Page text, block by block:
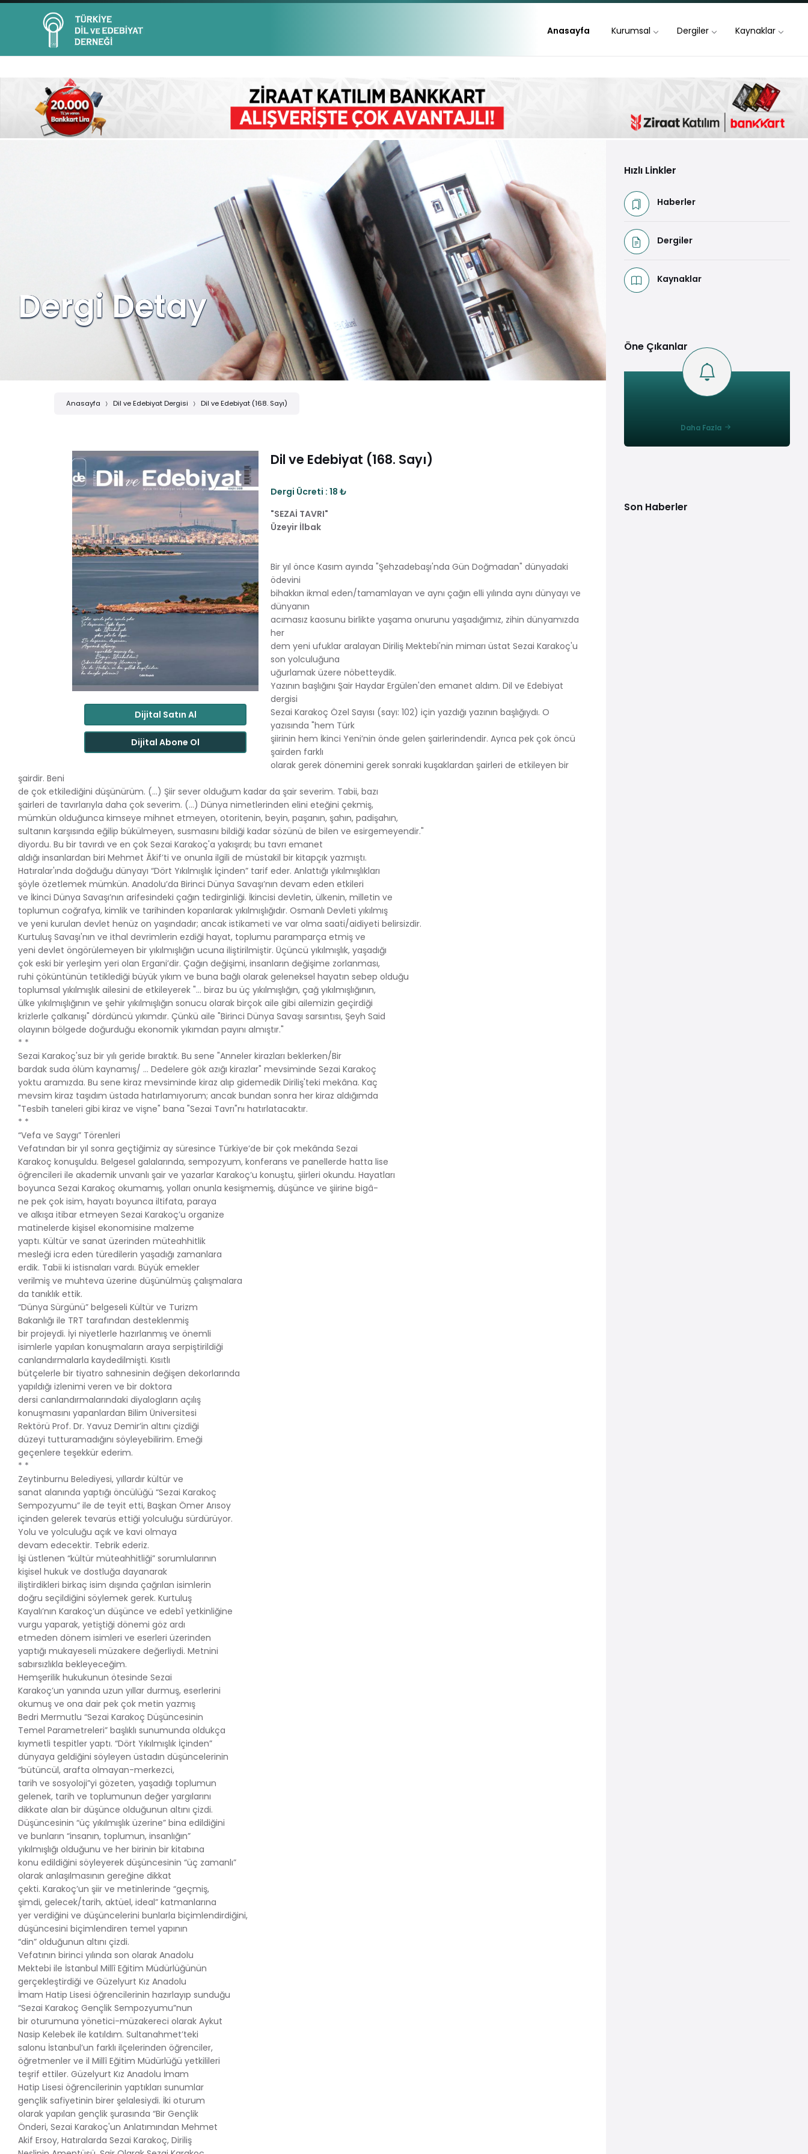
Anasayfa Kurumsal Dergiler Kaynaklar
Dergi Detay
Anasayfa Dil ve Edebiyat Dergisi Dil ve Edebiyat (168. Sayı)
Dijital Satın Al
Dijital Abone Ol
Dil ve Edebiyat (168. Sayı)
Dergi Ücreti : 18 ₺
"SEZAİ TAVRI"
Üzeyir İlbak
Bir yıl önce Kasım ayında "Şehzadebaşı'nda Gün Doğmadan" dünyadaki
ödevini
bihakkın ikmal eden/tamamlayan ve aynı çağın elli yılında aynı dünyayı ve
dünyanın
acımasız kaosunu birlikte yaşama onurunu yaşadığımız, zihin dünyamızda
her
dem yeni ufuklar aralayan Diriliş Mektebi'nin mimarı üstat Sezai Karakoç'u
son yolculuğuna
uğurlamak üzere nöbetteydik.
Yazının başlığını Şair Haydar Ergülen'den emanet aldım. Dil ve Edebiyat
dergisi
Sezai Karakoç Özel Sayısı (sayı: 102) için yazdığı yazının başlığıydı. O
yazısında "hem Türk
şiirinin hem İkinci Yeni’nin önde gelen şairlerindendir. Ayrıca pek çok öncü
şairden farklı
olarak gerek dönemini gerek sonraki kuşaklardan şairleri de etkileyen bir
şairdir. Beni
de çok etkilediğini düşünürüm. (…) Şiir sever olduğum kadar da şair severim. Tabii, bazı
şairleri de tavırlarıyla daha çok severim. (…) Dünya nimetlerinden elini eteğini çekmiş,
mümkün olduğunca kimseye mihnet etmeyen, otoritenin, beyin, paşanın, şahın, padişahın,
sultanın karşısında eğilip bükülmeyen, susmasını bildiği kadar sözünü de bilen ve esirgemeyendir."
diyordu. Bu bir tavırdı ve en çok Sezai Karakoç'a yakışırdı; bu tavrı emanet
aldığı insanlardan biri Mehmet Âkif’ti ve onunla ilgili de müstakil bir kitapçık yazmıştı.
Hatıralar'ında doğduğu dünyayı “Dört Yıkılmışlık İçinden” tarif eder. Anlattığı yıkılmışlıkları
şöyle özetlemek mümkün. Anadolu’da Birinci Dünya Savaşı’nın devam eden etkileri
ve İkinci Dünya Savaşı’nın arifesindeki çağın tedirginliği. İkincisi devletin, ülkenin, milletin ve
toplumun coğrafya, kimlik ve tarihinden koparılarak yıkılmışlığıdır. Osmanlı Devleti yıkılmış
ve yeni kurulan devlet henüz on yaşındadır; ancak istikameti ve var olma saati/aidiyeti belirsizdir.
Kurtuluş Savaşı'nın ve ithal devrimlerin ezdiği hayat, toplumu paramparça etmiş ve
yeni devlet öngörülemeyen bir yıkılmışlığın ucuna iliştirilmiştir. Üçüncü yıkılmışlık, yaşadığı
çok eski bir yerleşim yeri olan Ergani’dir. Çağın değişimi, insanların değişime zorlanması,
ruhi çöküntünün tetiklediği büyük yıkım ve buna bağlı olarak geleneksel hayatın sebep olduğu
toplumsal yıkılmışlık ailesini de etkileyerek "… biraz bu üç yıkılmışlığın, çağ yıkılmışlığının,
ülke yıkılmışlığının ve şehir yıkılmışlığın sonucu olarak birçok aile gibi ailemizin geçirdiği
krizlerle çalkanışı" dördüncü yıkımdır. Çünkü aile "Birinci Dünya Savaşı sarsıntısı, Şeyh Said
olayının bölgede doğurduğu ekonomik yıkımdan payını almıştır."
* *
Sezai Karakoç'suz bir yılı geride bıraktık. Bu sene "Anneler kirazları beklerken/Bir
bardak suda ölüm kaynamış/ … Dedelere gök azığı kirazlar" mevsiminde Sezai Karakoç
yoktu aramızda. Bu sene kiraz mevsiminde kiraz alıp gidemedik Diriliş'teki mekâna. Kaç
mevsim kiraz taşıdım üstada hatırlamıyorum; ancak bundan sonra her kiraz aldığımda
"Tesbih taneleri gibi kiraz ve vişne" bana "Sezai Tavrı"nı hatırlatacaktır.
* *
“Vefa ve Saygı” Törenleri
Vefatından bir yıl sonra geçtiğimiz ay süresince Türkiye’de bir çok mekânda Sezai
Karakoç konuşuldu. Belgesel galalarında, sempozyum, konferans ve panellerde hatta lise
öğrencileri ile akademik unvanlı şair ve yazarlar Karakoç’u konuştu, şiirleri okundu. Hayatları
boyunca Sezai Karakoç okumamış, yolları onunla kesişmemiş, düşünce ve şiirine bigâ-
ne pek çok isim, hayatı boyunca iltifata, paraya
ve alkışa itibar etmeyen Sezai Karakoç’u organize
matinelerde kişisel ekonomisine malzeme
yaptı. Kültür ve sanat üzerinden müteahhitlik
mesleği icra eden türedilerin yaşadığı zamanlara
erdik. Tabii ki istisnaları vardı. Büyük emekler
verilmiş ve muhteva üzerine düşünülmüş çalışmalara
da tanıklık ettik.
“Dünya Sürgünü” belgeseli Kültür ve Turizm
Bakanlığı ile TRT tarafından desteklenmiş
bir projeydi. İyi niyetlerle hazırlanmış ve önemli
isimlerle yapılan konuşmaların araya serpiştirildiği
canlandırmalarla kaydedilmişti. Kısıtlı
bütçelerle bir tiyatro sahnesinin değişen dekorlarında
yapıldığı izlenimi veren ve bir doktora
dersi canlandırmalarındaki diyalogların açılış
konuşmasını yapanlardan Bilim Üniversitesi
Rektörü Prof. Dr. Yavuz Demir’in altını çizdiği
düzeyi tutturamadığını söyleyebilirim. Emeği
geçenlere teşekkür ederim.
* *
Zeytinburnu Belediyesi, yıllardır kültür ve
sanat alanında yaptığı öncülüğü “Sezai Karakoç
Sempozyumu” ile de teyit etti, Başkan Ömer Arısoy
içinden gelerek tevarüs ettiği yolculuğu sürdürüyor.
Yolu ve yolculuğu açık ve kavi olmaya
devam edecektir. Tebrik ederiz.
İşi üstlenen “kültür müteahhitliği” sorumlularının
kişisel hukuk ve dostluğa dayanarak
iliştirdikleri birkaç isim dışında çağrılan isimlerin
doğru seçildiğini söylemek gerek. Kurtuluş
Kayalı’nın Karakoç’un düşünce ve edebî yetkinliğine
vurgu yaparak, yetiştiği dönemi göz ardı
etmeden dönem isimleri ve eserleri üzerinden
yaptığı mukayeseli müzakere değerliydi. Metnini
sabırsızlıkla bekleyeceğim.
Hemşerilik hukukunun ötesinde Sezai
Karakoç’un yanında uzun yıllar durmuş, eserlerini
okumuş ve ona dair pek çok metin yazmış
Bedri Mermutlu “Sezai Karakoç Düşüncesinin
Temel Parametreleri” başlıklı sunumunda oldukça
kıymetli tespitler yaptı. “Dört Yıkılmışlık İçinden”
dünyaya geldiğini söyleyen üstadın düşüncelerinin
“bütüncül, arafta olmayan-merkezci,
tarih ve sosyoloji”yi gözeten, yaşadığı toplumun
gelenek, tarih ve toplumunun değer yargılarını
dikkate alan bir düşünce olduğunun altını çizdi.
Düşüncesinin “üç yıkılmışlık üzerine” bina edildiğini
ve bunların “insanın, toplumun, insanlığın”
yıkılmışlığı olduğunu ve her birinin bir kitabına
konu edildiğini söyleyerek düşüncesinin “üç zamanlı”
olarak anlaşılmasının gereğine dikkat
çekti. Karakoç’un şiir ve metinlerinde “geçmiş,
şimdi, gelecek/tarih, aktüel, ideal” katmanlarına
yer verdiğini ve düşüncelerini bunlarla biçimlendirdiğini,
düşüncesini biçimlendiren temel yapının
“din” olduğunun altını çizdi.
Vefatının birinci yılında son olarak Anadolu
Mektebi ile İstanbul Millî Eğitim Müdürlüğünün
gerçekleştirdiği ve Güzelyurt Kız Anadolu
İmam Hatip Lisesi öğrencilerinin hazırlayıp sunduğu
“Sezai Karakoç Gençlik Sempozyumu”nun
bir oturumuna yönetici-müzakereci olarak Aykut
Nasip Kelebek ile katıldım. Sultanahmet’teki
salonu İstanbul’un farklı ilçelerinden öğrenciler,
öğretmenler ve il Millî Eğitim Müdürlüğü yetkilileri
teşrif ettiler. Güzelyurt Kız Anadolu İmam
Hatip Lisesi öğrencilerinin yaptıkları sunumlar
gençlik safiyetinin birer şelalesiydi. İki oturum
olarak yapılan gençlik şurasında “Bir Gençlik
Önderi, Sezai Karakoç'un Anlatımından Mehmet
Akif Ersoy, Hatıralarda Sezai Karakoç, Diriliş
Hızlı Linkler
Haberler
Dergiler
Kaynaklar
Öne Çıkanlar
Daha Fazla
Son Haberler